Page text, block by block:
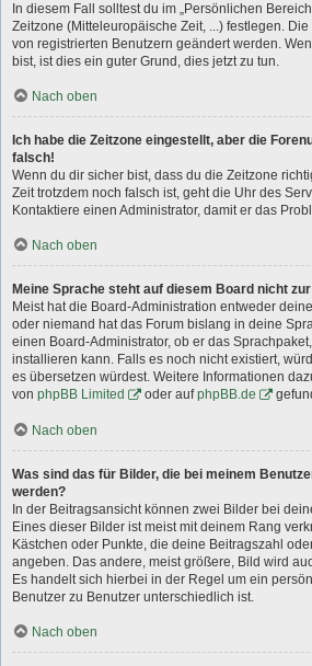
In diesem Fall solltest du im „Persönlichen
Zeitzone (Mitteleuropäische Zeit, ...) festlegen.
von registrierten Benutzern geändert werden.
bist, ist dies ein guter Grund, dies jetzt zu tun.
Nach oben
Ich habe die Zeitzone eingestellt, aber die
falsch!
Wenn du dir sicher bist, dass du die Zeitzone
Zeit trotzdem noch falsch ist, geht die Uhr des
Kontaktiere einen Administrator, damit er das
Nach oben
Meine Sprache steht auf diesem Board nicht
Meist hat die Board-Administration entweder
oder niemand hat das Forum bislang in deine
einen Board-Administrator, ob er das
installieren kann. Falls es noch nicht existiert,
es übersetzen würdest. Weitere Informationen
von phpBB Limited oder aufphpBB.de
Nach oben
Was sind das für Bilder, die bei meinem
werden?
In der Beitragsansicht können zwei Bilder bei
Eines dieser Bilder ist meist mit deinem Rang
Kästchen oder Punkte, die deine Beitragszahl
angeben. Das andere, meist größere, Bild wird
Es handelt sich hierbei in der Regel um ein
Benutzer zu Benutzer unterschiedlich ist.
Nach oben